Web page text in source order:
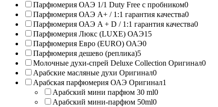
Парфюмерия ОАЭ 1/1 Duty Free с пробником0
Парфюмерия ОАЭ A+ / 1:1 гарантия качества0
Парфюмерия ОАЭ A + D / 1:1 гарантия качества0
Парфюмерия Люкс (LUXE) ОАЭ15
Парфюмерия Евро (EURO) ОАЭ0
Парфюмерия дешево (реплика)5
Молочные духи-спрей Deluxe Collection Оригинал0
Арабские масляные духи Оригинал0
Арабская парфюмерия ОАЭ Оригинал1
Арабский мини парфюм 30 ml0
Арабский мини-парфюм 50ml0